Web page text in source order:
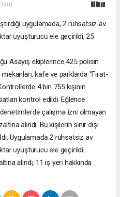
uygulamada, 2 ruhsatsız av
uyuşturucu ele geçirildi, 25
Asayiş ekiplerince 425 polisin
mekanları, kafe ve parklarda "Fırat-
4 bin 755 kişinin
kontrol edildi. Eğlence
çalışma izni olmayan
alındı. Bu kişilerin sınır dışı
Uygulamada 2 ruhsatsız av
uyuşturucu ele geçirildi.
alındı, 11 iş yeri hakkında